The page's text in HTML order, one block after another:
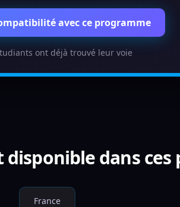
avec ce programme
ont déjà trouvé leur voie
disponible dans ces
France